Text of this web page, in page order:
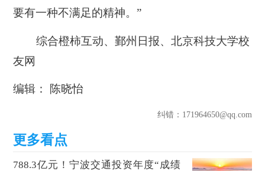
要有一种不满足的精神。”
综合橙柿互动、鄞州日报、北京科技大学校
友网
编辑： 陈晓怡
纠错：171964650@qq.com
788.3亿元！宁波交通投资年度“成绩